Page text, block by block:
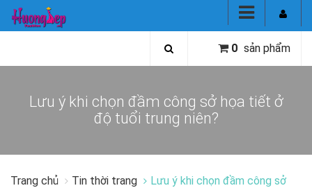
0 sản phẩm
Lưu ý khi chọn đầm công sở họa tiết ở
độ tuổi trung niên?
Trang chủ Tin thời trang
Lưu ý khi chọn đầm công sở